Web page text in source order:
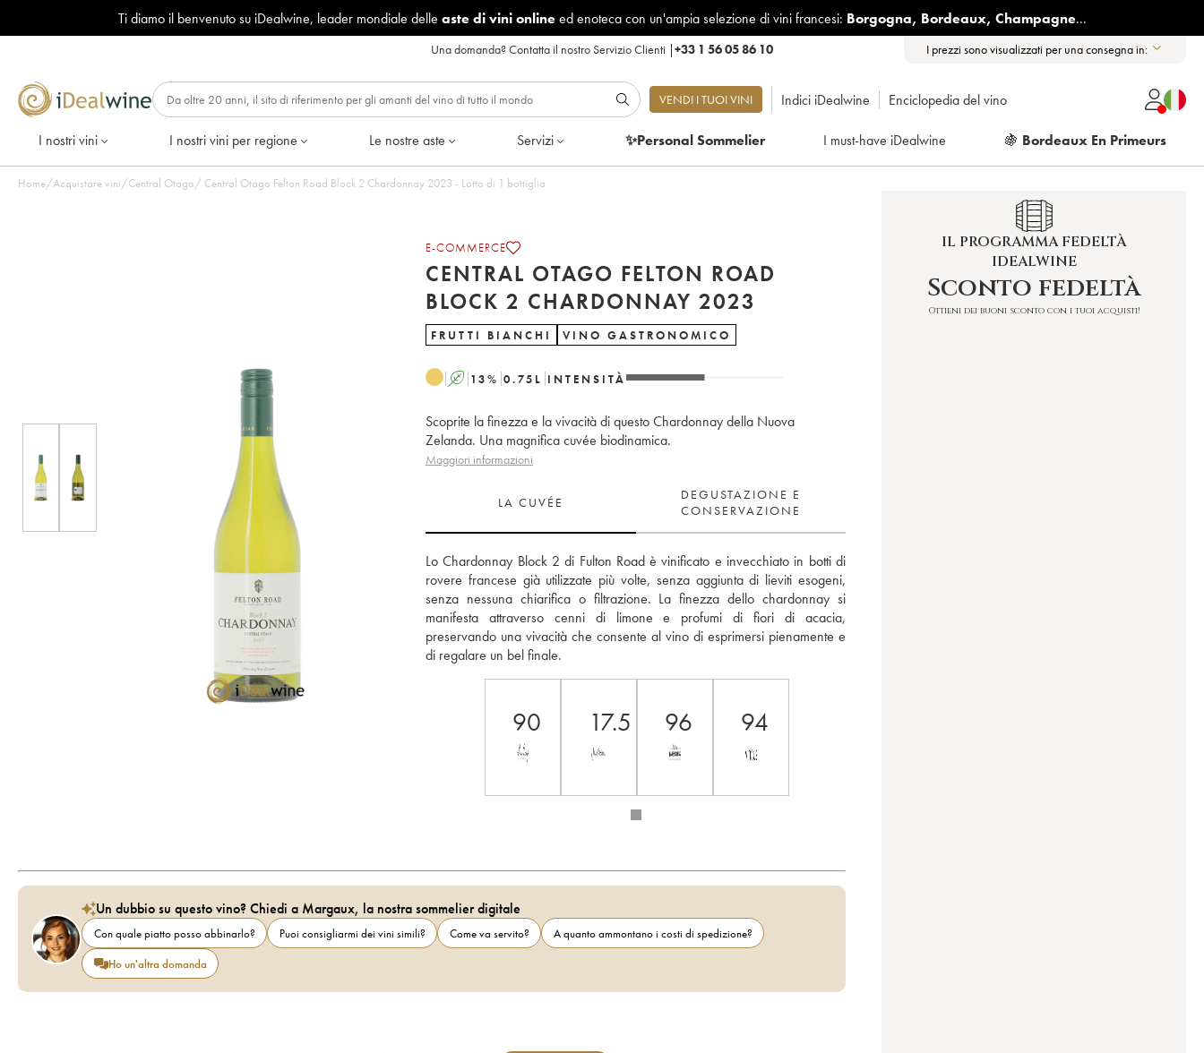
Ti diamo il benvenuto su iDealwine, leader mondiale delle aste di vini onlineed enoteca con un'ampia selezione di vini francesi: Borgogna, Bordeaux, Champagne...
Una domanda?Contatta il nostro Servizio Clienti |+33 1 56 05 86 10 I prezzi sono visualizzati per una consegna in:
VENDI I TUOI VINI Indici iDealwine Enciclopedia del vino
I nostri vini I nostri vini per regione Le nostre aste Servizi ✨Personal Sommelier I must-have iDealwine 🍇 Bordeaux En Primeurs
Home/Acquistare vini/Central Otago/ Central Otago Felton Road Block 2 Chardonnay 2023 - Lotto di 1 bottiglia
E-COMMERCE
CENTRAL OTAGO FELTON ROAD
BLOCK 2 CHARDONNAY 2023
FRUTTI BIANCHI VINO GASTRONOMICO
A 13% 0.75 L INTENSITÀ
Scoprite la finezza e la vivacità di questo Chardonnay della Nuova
Zelanda. Una magnifica cuvée biodinamica.
Maggiori informazioni
LA CUVÉE
DEGUSTAZIONE E
CONSERVAZIONE
Lo Chardonnay Block 2 di Fulton Road è vinificato e invecchiato in botti di
rovere francese già utilizzate più volte, senza aggiunta di lieviti esogeni,
senza nessuna chiarifica o filtrazione. La finezza dello chardonnay si
manifesta attraverso cenni di limone e profumi di fiori di acacia,
preservando una vivacità che consente al vino di esprimersi pienamente e
di regalare un bel finale.
90 17.5 96 94
Un dubbio su questo vino? Chiedi a Margaux, la nostra sommelier digitale
Con quale piatto posso abbinarlo? Puoi consigliarmi dei vini simili? Come va servito?
A quanto ammontano i costi di spedizione?
Ho un'altra domanda
IL PROGRAMMA FEDELTÀ
IDEALWINE
Sconto fedeltà
Ottieni dei buoni sconto con i tuoi acquisti!